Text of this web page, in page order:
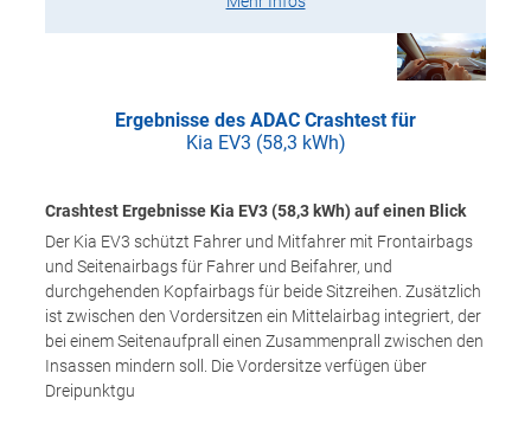
Ergebnisse des ADAC Crashtest für
Kia EV3 (58,3 kWh)
Crashtest Ergebnisse Kia EV3 (58,3 kWh) auf einen Blick
Der Kia EV3 schützt Fahrer und Mitfahrer mit Frontairbags
und Seitenairbags für Fahrer und Beifahrer, und
durchgehenden Kopfairbags für beide Sitzreihen. Zusätzlich
ist zwischen den Vordersitzen ein Mittelairbag integriert, der
bei einem Seitenaufprall einen Zusammenprall zwischen den
Insassen mindern soll. Die Vordersitze verfügen über
Dreipunktgu